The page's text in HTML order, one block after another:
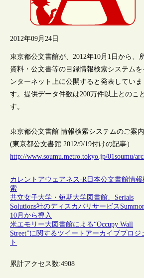
2012年09月24日
東京都公文書館が、2012年10月1日から、
資料・公文書等の目録情報検索システムを
ンターネット上に公開すると発表していま
す。提供データ件数は200万件以上とのこ
す。
東京都公文書館 情報検索システムのご案内
(東京都公文書館 2012/9/19付けの記事）
http://www.soumu.metro.tokyo.jp/01soumu/
カレントアウェアネス-R日本公文書館情報
索
共立女子大学・短期大学図書館、Serials
Solutions社のディスカバリサービス
10月から導入
米エモリー大図書館による“Occupy Wall
Street”に関するツイートアーカイブプロジ
ト
累計アクセス数:4908